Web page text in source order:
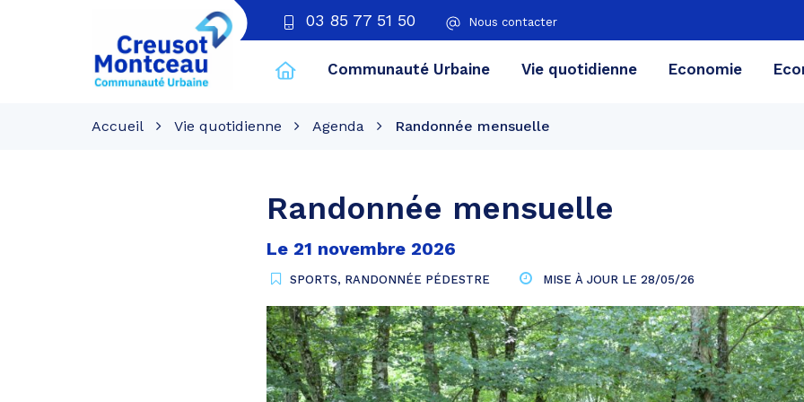
03 85 77 51 50 Nous contacter
Creusot
Montceau
Communauté Urbaine Vie quotidienne Economie
Accueil Vie quotidienne Agenda Randonnée mensuelle
Randonnée mensuelle
Le 21 novembre 2026
SPORTS, RANDONNÉE PÉDESTRE MISE À JOUR LE28/05/26